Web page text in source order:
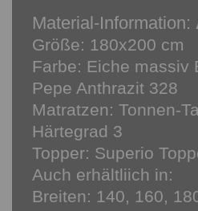
Material-Information:
Größe: 180x200 cm
Farbe: Eiche massiv
Pepe Anthrazit 328
Matratzen: Tonnen-
Härtegrad 3
Topper: Superio
Auch erhältliich in:
Breiten: 140, 160,